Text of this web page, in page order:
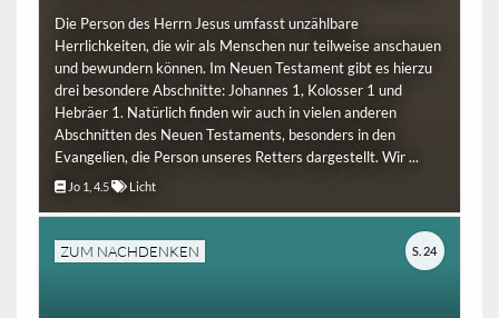
Die Person des Herrn Jesus umfasst unzählbare
Herrlichkeiten, die wir als Menschen nur teilweise anschauen
und bewundern können. Im Neuen Testament gibt es hierzu
drei besondere Abschnitte: Johannes 1, Kolosser 1 und
Hebräer 1. Natürlich finden wir auch in vielen anderen
Abschnitten des Neuen Testaments, besonders in den
Evangelien, die Person unseres Retters dargestellt. Wir ...
Jo 1, 4.5 Licht
ZUM NACHDENKEN S. 24